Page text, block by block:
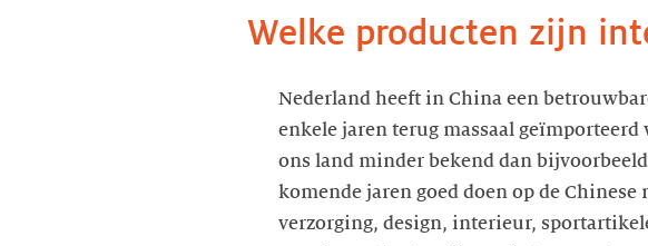
Welke producten zijn
Nederland heeft in China een
enkele jaren terug massaal
ons land minder bekend dan
komende jaren goed doen op de
verzorging, design, interieur,